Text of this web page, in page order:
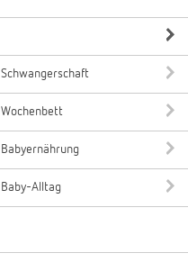
Schwangerschaft
Wochenbett
Babyernährung
Baby-Alltag